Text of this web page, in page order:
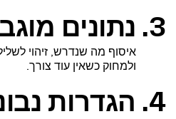
נתונים
איסוף מה שנדרש, זיהוי
ולמחוק כשאין עוד צורך.
הגדרות